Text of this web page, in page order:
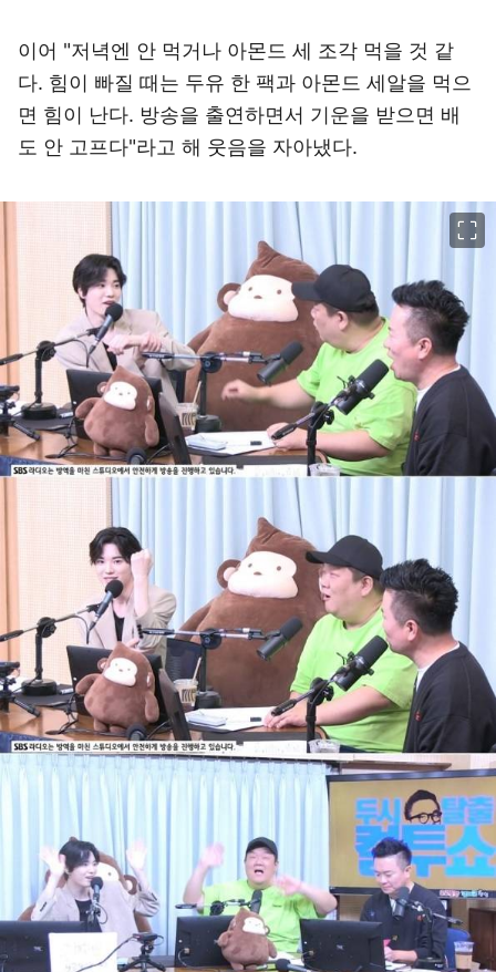
이어 "저녁엔 안 먹거나 아몬드 세 조각 먹을 것 같
다. 힘이 빠질 때는 두유 한 팩과 아몬드 세알을 먹으
면 힘이 난다. 방송을 출연하면서 기운을 받으면 배
도 안 고프다"라고 해 웃음을 자아냈다.